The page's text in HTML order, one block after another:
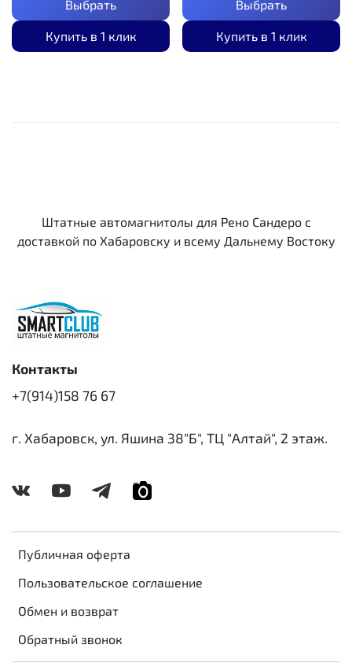
Выбрать
Купить в 1 клик
Выбрать
Купить в 1 клик
Штатные автомагнитолы для Рено Сандеро c
доставкой по Хабаровску и всему Дальнему Востоку
Публичная оферта
Пользовательское соглашение
Обмен и возврат
Обратный звонок
Контакты
+7(914)158 76 67
г. Хабаровск, ул. Яшина 38"Б", ТЦ "Алтай", 2 этаж.